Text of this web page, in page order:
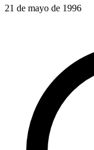
21 de mayo de 1996